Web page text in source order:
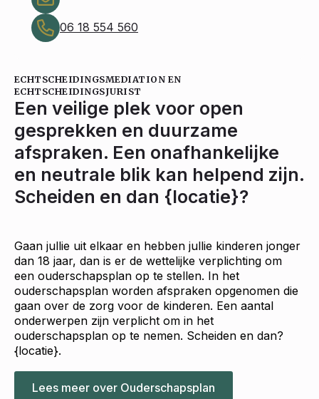
06 18 554 560
ECHTSCHEIDINGSMEDIATION EN
ECHTSCHEIDINGSJURIST
Een veilige plek voor open
gesprekken en duurzame
afspraken. Een onafhankelijke
en neutrale blik kan helpend zijn.
Scheiden en dan {locatie}?
Gaan jullie uit elkaar en hebben jullie kinderen jonger
dan 18 jaar, dan is er de wettelijke verplichting om
een ouderschapsplan op te stellen. In het
ouderschapsplan worden afspraken opgenomen die
gaan over de zorg voor de kinderen. Een aantal
onderwerpen zijn verplicht om in het
ouderschapsplan op te nemen. Scheiden en dan?
{locatie}.
Lees meer over Ouderschapsplan